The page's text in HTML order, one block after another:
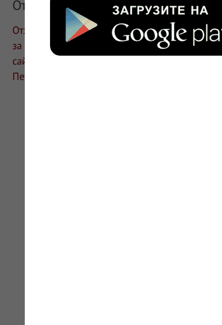
Отзывы
Отзывы размещают посетители сайта.
за информацию в отзывах. Описание
сайте для ознакомления и не является
Перед применением необходима